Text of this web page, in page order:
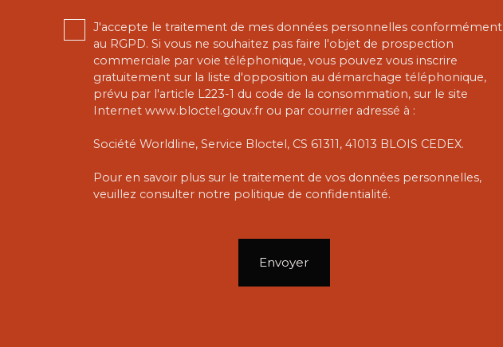
J'accepte le traitement de mes données personnelles conformément
au RGPD. Si vous ne souhaitez pas faire l'objet de prospection
commerciale par voie téléphonique, vous pouvez vous inscrire
gratuitement sur la liste d'opposition au démarchage téléphonique,
prévu par l'article L223-1 du code de la consommation, sur le site
Internet www.bloctel.gouv.fr ou par courrier adressé à :
Société Worldline, Service Bloctel, CS 61311, 41013 BLOIS CEDEX.
Pour en savoir plus sur le traitement de vos données personnelles,
veuillez consulter notre politique de confidentialité.
Envoyer